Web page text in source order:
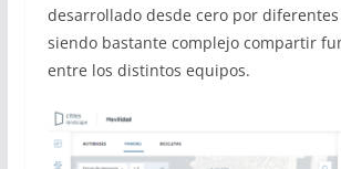
desarrollado desde cero por
siendo bastante complejo compartir
entre los distintos equipos.